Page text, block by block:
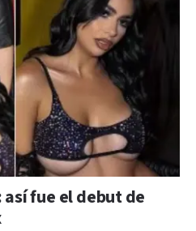
fue el debut de